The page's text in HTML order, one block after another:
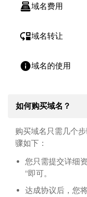
point_of_sale域名费用
move_down域名转让
info域名的使用
如何购买域名？
购买域名只需几个
骤如下：
您只需提交详细
"即可。
达成协议后，您